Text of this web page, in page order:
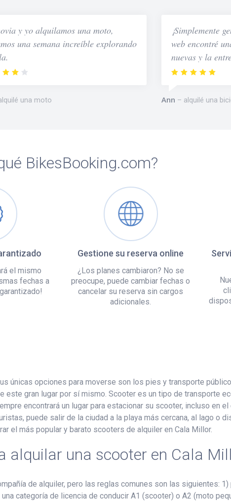
y yo alquilamos una moto,
una semana increíble explorando
una moto
¡Simplemente
web encontré
nuevas y la
Ann alquilé una
BikesBooking.com?
el mismo
fechas a
Gestione su reserva online
¿Los planes cambiaron? No se
preocupe, puede cambiar fechas o
cancelar su reserva sin cargos
adicionales.
únicas opciones para moverse son los pies y transporte
gran lugar por sí mismo. Scooter es un tipo de transporte
encontrará un lugar para estacionar su scooter, incluso en el
puede salir de la ciudad a la playa más cercana, al lago o
el más popular y barato scooters de alquiler en Cala Millor.
alquilar una scooter en Cala
de alquiler, pero las reglas comunes son las siguientes: 1)
categoría de licencia de conducir A1 (scooter) o A2 (moto